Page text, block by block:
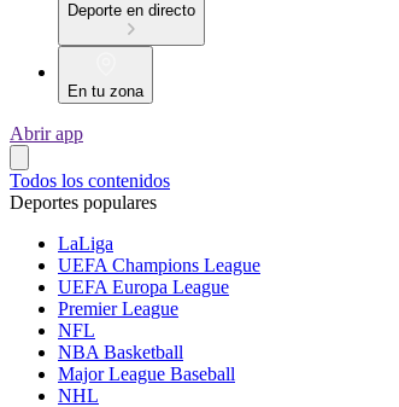
Deporte en directo
En tu zona
Abrir app
Todos los contenidos
Deportes populares
LaLiga
UEFA Champions League
UEFA Europa League
Premier League
NFL
NBA Basketball
Major League Baseball
NHL